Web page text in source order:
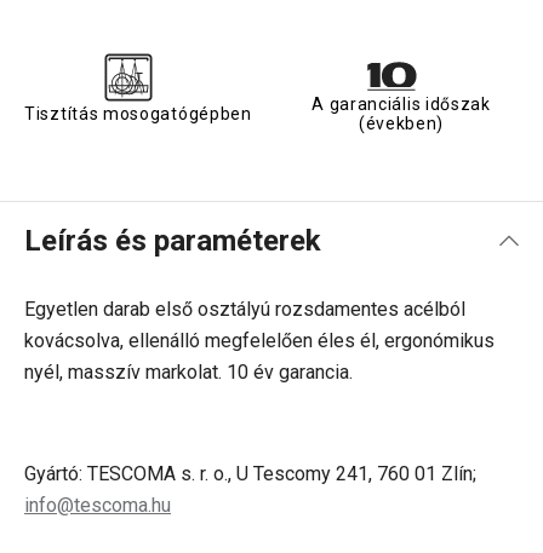
Tisztítás mosogatógépben
A garanciális időszak
(években)
Leírás és paraméterek
Egyetlen darab első osztályú rozsdamentes acélból
kovácsolva, ellenálló megfelelően éles él, ergonómikus
nyél, masszív markolat. 10 év garancia.
Gyártó: TESCOMA s. r. o., U Tescomy 241, 760 01 Zlín;
info@tescoma.hu